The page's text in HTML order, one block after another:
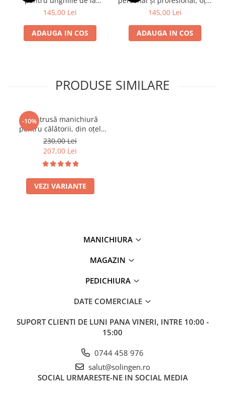
picioare, cu vârf lung și
cm
145,00 Lei
ADAUGA IN COS
inoxidabil
145,00 Lei
ADAUGA IN COS
PRODUSE SIMILARE
-10%
Mini-trusă manichiură
pentru călătorii, din oțel
nichelat, Erbe Solingen
230,00 Lei
207,00 Lei
VEZI VARIANTE
MANICHIURA
MAGAZIN
PEDICHIURA
DATE COMERCIALE
SUPORT CLIENTI DE LUNI PANA VINERI, INTRE 10:00 -
15:00
0744 458 976
salut@solingen.ro
SOCIAL URMARESTE-NE IN SOCIAL MEDIA